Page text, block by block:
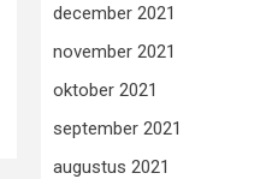
december 2021
november 2021
oktober 2021
september 2021
augustus 2021